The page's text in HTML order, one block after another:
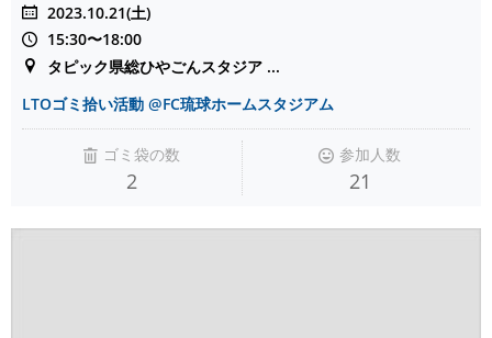
2023.10.21(土)
15:30〜18:00
タピック県総ひやごんスタジア ...
LTOゴミ拾い活動 @FC琉球ホームスタジアム
ゴミ袋の数
2
参加人数
21